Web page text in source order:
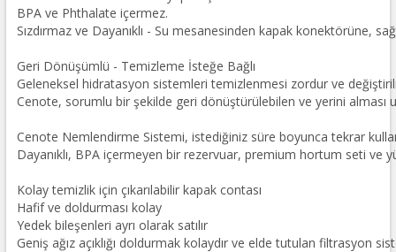
BPA ve Phthalate içermez.
Sızdırmaz ve Dayanıklı - Su mesanesinden kapak konektörüne,
Geri Dönüşümlü - Temizleme İsteğe Bağlı
Geleneksel hidratasyon sistemleri temizlenmesi zordur ve
Cenote, sorumlu bir şekilde geri dönüştürülebilen ve yerini alması
Cenote Nemlendirme Sistemi, istediğiniz süre boyunca tekrar
Dayanıklı, BPA içermeyen bir rezervuar, premium hortum seti ve
Kolay temizlik için çıkarılabilir kapak contası
Hafif ve doldurması kolay
Yedek bileşenleri ayrı olarak satılır
Geniş ağız açıklığı doldurmak kolaydır ve elde tutulan filtrasyon